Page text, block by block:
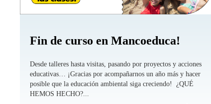
Fin de curso en Mancoeduca!
Desde talleres hasta visitas, pasando por proyectos y acciones
educativas… ¡Gracias por acompañarnos un año más y hacer
posible que la educación ambiental siga creciendo! ¿QUÉ
HEMOS HECHO?...